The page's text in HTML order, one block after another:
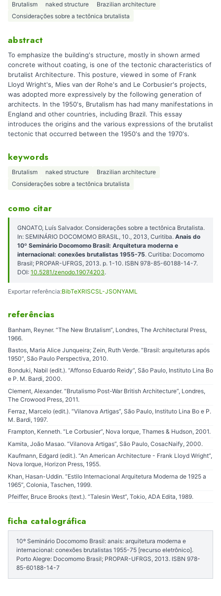
Brutalism naked structure
Brazilian architecture
Considerações sobre a tectônica brutalista
abstract
To emphasize the building's structure, mostly in shown armed
concrete without coating, is one of the tectonic characteristics of
brutalist Architecture. This posture, viewed in some of Frank
Lloyd Wright's, Mies van der Rohe's and Le Corbusier's projects,
was adopted more expressively by the following generation of
architects. In the 1950's, Brutalism has had many manifestations in
England and other countries, including Brazil. This essay
introduces the origins and the various expressions of the brutalist
tectonic that occurred between the 1950's and the 1970's.
keywords
Brutalism naked structure
Brazilian architecture
Considerações sobre a tectônica brutalista
como citar
GNOATO, Luís Salvador. Considerações sobre a tectônica Brutalista.
In: SEMINÁRIO DOCOMOMO BRASIL, 10., 2013, Curitiba. Anais do
10º Seminário Docomomo Brasil: Arquitetura moderna e
internacional: conexões brutalistas 1955-75. Curitiba: Docomomo
Brasil; PROPAR-UFRGS, 2013. p. 1-10. ISBN 978-85-60188-14-7.
DOI: 10.5281/zenodo.19074203.
Exportar referência:BibTeXRISCSL-JSONYAML
referências
Banham, Reyner. “The New Brutalism”, Londres, The Architectural Press,
1966.
Bastos, Maria Alice Junqueira; Zein, Ruth Verde. “Brasil: arquiteturas após
1950”, São Paulo Perspectiva, 2010.
Bonduki, Nabil (edit.). “Affonso Eduardo Reidy”, São Paulo, Instituto Lina Bo
e P. M. Bardi, 2000.
Clement, Alexander. “Brutalismo Post-War British Architecture”, Londres,
The Crowood Press, 2011.
Ferraz, Marcelo (edit.). “Vilanova Artigas”, São Paulo, Instituto Lina Bo e P.
M. Bardi, 1997.
Frampton, Kenneth. “Le Corbusier”, Nova Iorque, Thames & Hudson, 2001.
Kamita, João Masao. “Vilanova Artigas”, São Paulo, CosacNaify, 2000.
Kaufmann, Edgard (edit.). “An American Architecture - Frank Lloyd Wright”,
Nova Iorque, Horizon Press, 1955.
Khan, Hasan-Uddin. “Estilo Internacional Arquitetura Moderna de 1925 a
1965”, Colonia, Taschen, 1999.
Pfeiffer, Bruce Brooks (text.). “Talesin West”, Tokio, ADA Edita, 1989.
ficha catalográfica
10º Seminário Docomomo Brasil: anais: arquitetura moderna e
internacional: conexões brutalistas 1955-75 [recurso eletrônico].
Porto Alegre: Docomomo Brasil; PROPAR-UFRGS, 2013. ISBN 978-
85-60188-14-7